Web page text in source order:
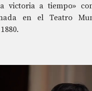
victoria a tiempo»
en el Teatro